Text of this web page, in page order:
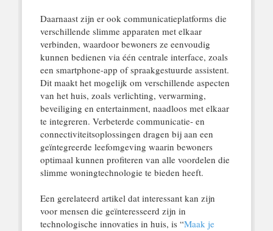
Daarnaast zijn er ook communicatieplatforms die
verschillende slimme apparaten met elkaar
verbinden, waardoor bewoners ze eenvoudig
kunnen bedienen via één centrale interface, zoals
een smartphone-app of spraakgestuurde assistent.
Dit maakt het mogelijk om verschillende aspecten
van het huis, zoals verlichting, verwarming,
beveiliging en entertainment, naadloos met elkaar
te integreren. Verbeterde communicatie- en
connectiviteitsoplossingen dragen bij aan een
geïntegreerde leefomgeving waarin bewoners
optimaal kunnen profiteren van alle voordelen die
slimme woningtechnologie te bieden heeft.
Een gerelateerd artikel dat interessant kan zijn
voor mensen die geïnteresseerd zijn in
technologische innovaties in huis, is “Maak je